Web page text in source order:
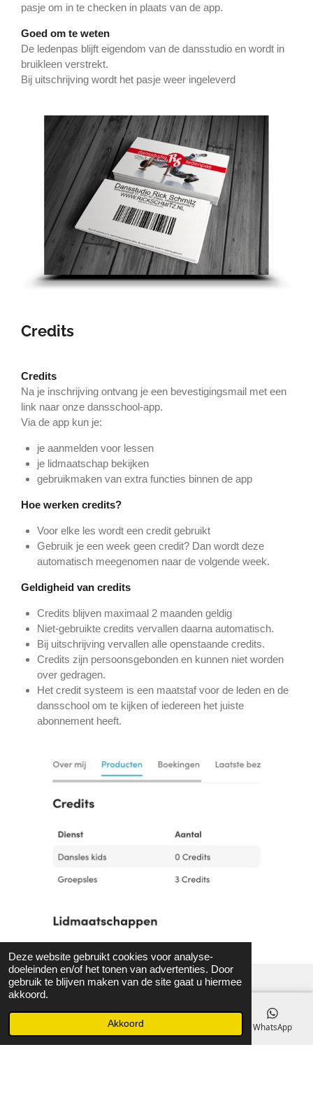
Deze website gebruikt cookies voor analyse-
doeleinden en/of het tonen van advertenties. Door
gebruik te blijven maken van de site gaat u hiermee
akkoord.
Akkoord
pasje om in te checken in plaats van de app.
Goed om te weten
De ledenpas blijft eigendom van de dansstudio en wordt in
bruikleen verstrekt.
Bij uitschrijving wordt het pasje weer ingeleverd
Credits
Credits
Na je inschrijving ontvang je een bevestigingsmail met een
link naar onze dansschool-app.
Via de app kun je:
je aanmelden voor lessen
je lidmaatschap bekijken
gebruikmaken van extra functies binnen de app
Hoe werken credits?
Voor elke les wordt een credit gebruikt
Gebruik je een week geen credit? Dan wordt deze
automatisch meegenomen naar de volgende week.
Geldigheid van credits
Credits blijven maximaal 2 maanden geldig
Niet-gebruikte credits vervallen daarna automatisch.
Bij uitschrijving vervallen alle openstaande credits.
Credits zijn persoonsgebonden en kunnen niet worden
over gedragen.
Het credit systeem is een maatstaf voor de leden en de
dansschool om te kijken of iedereen het juiste
abonnement heeft.
a
n
Y
o
T
i
h
Telefoonnummer WhatsApp